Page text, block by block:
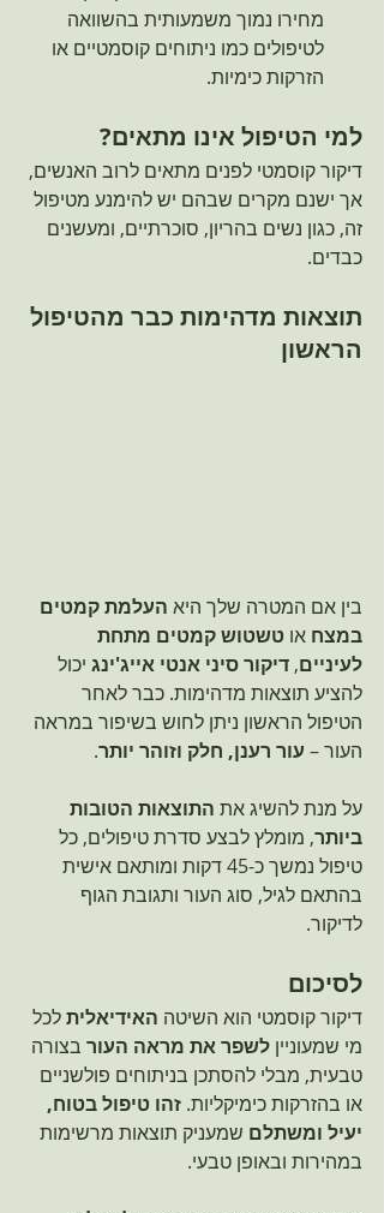
מחירו נמוך משמעותית בהשוואה
לטיפולים כמו ניתוחים קוסמטיים או
הזרקות כימיות.
למי הטיפול אינו מתאים?
דיקור קוסמטי לפנים מתאים לרוב האנשים,
אך ישנם מקרים שבהם יש להימנע מטיפול
זה, כגון נשים בהריון, סוכרתיים, ומעשנים
כבדים.
תוצאות מדהימות כבר מהטיפול
הראשון
בין אם המטרה שלך היא העלמת קמטים
במצח או טשטוש קמטים מתחת
לעיניים, דיקור סיני אנטי אייג'ינג יכול
להציע תוצאות מדהימות. כבר לאחר
הטיפול הראשון ניתן לחוש בשיפור במראה
העור – עור רענן, חלק וזוהר יותר.
על מנת להשיג את התוצאות הטובות
ביותר, מומלץ לבצע סדרת טיפולים, כל
טיפול נמשך כ-45 דקות ומותאם אישית
בהתאם לגיל, סוג העור ותגובת הגוף
לדיקור.
לסיכום
דיקור קוסמטי הוא השיטה האידיאלית לכל
מי שמעוניין לשפר את מראה העור בצורה
טבעית, מבלי להסתכן בניתוחים פולשניים
או בהזרקות כימיקליות. זהו טיפול בטוח,
יעיל ומשתלם שמעניק תוצאות מרשימות
במהירות ובאופן טבעי.